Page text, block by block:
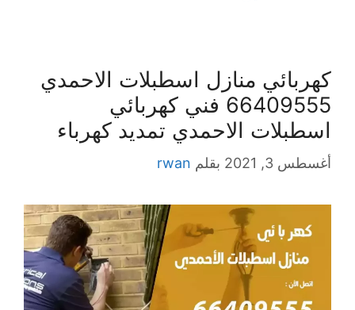
كهربائي منازل اسطبلات الاحمدي
66409555 فني كهربائي
اسطبلات الاحمدي تمديد كهرباء
أغسطس 3, 2021 بقلم rwan